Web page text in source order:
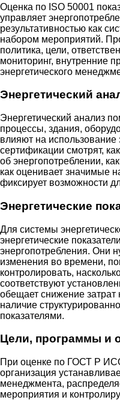
Оценка по ISO 50001
управляет
результативностью как
набором мероприятий.
политика, цели,
мониторинг, внутренние
энергетического
Энергетический
Энергетический анализ
процессы, здания,
влияют на
сертификации смотрят,
об энергопотреблении,
как оценивает значимые
фиксирует возможности
Энергетические
Для системы
энергетические
энергопотребления. Они
изменения во времени,
контролировать,
соответствуют
обещает снижение затрат
наличие
показателями.
Цели, программы и
При оценке по ГОСТ Р
организация
менеджмента,
мероприятия и